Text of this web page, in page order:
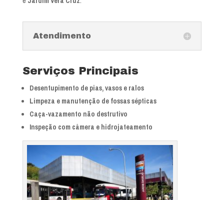
Atendimento
Serviços Principais
Desentupimento de pias, vasos e ralos
Limpeza e manutenção de fossas sépticas
Caça-vazamento não destrutivo
Inspeção com câmera e hidrojateamento